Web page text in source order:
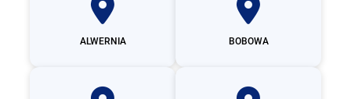
ALWERNIA BOBOWA